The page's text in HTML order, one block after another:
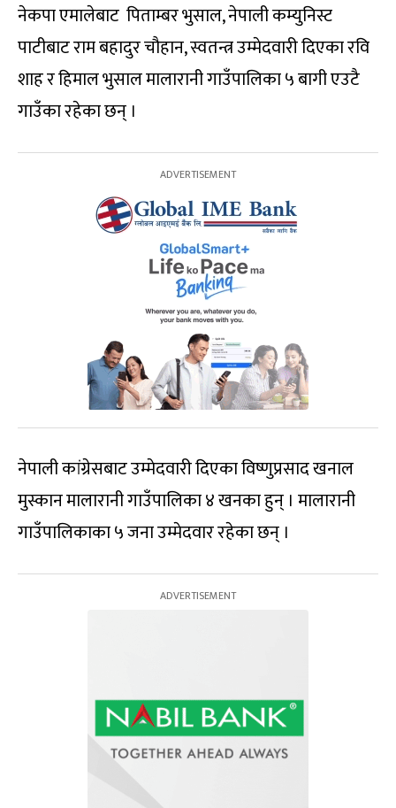
नेकपा एमालेबाट पिताम्बर भुसाल, नेपाली कम्युनिस्ट
पाटीबाट राम बहादुर चौहान, स्वतन्त्र उम्मेदवारी दिएका रवि
शाह र हिमाल भुसाल मालारानी गाउँपालिका ५ बागी एउटै
गाउँका रहेका छन् ।
नेपाली कांग्रेसबाट उम्मेदवारी दिएका विष्णुप्रसाद खनाल
मुस्कान मालारानी गाउँपालिका ४ खनका हुन् । मालारानी
गाउँपालिकाका ५ जना उम्मेदवार रहेका छन् ।